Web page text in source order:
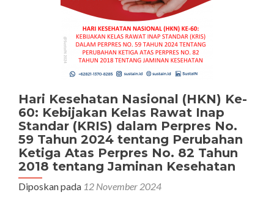
Hari Kesehatan Nasional (HKN) Ke-
60: Kebijakan Kelas Rawat Inap
Standar (KRIS) dalam Perpres No.
59 Tahun 2024 tentang Perubahan
Ketiga Atas Perpres No. 82 Tahun
2018 tentang Jaminan Kesehatan
Diposkan pada 12 November 2024